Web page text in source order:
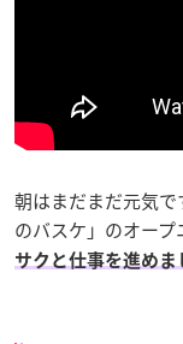
朝はまだまだ元気
のバスケ」のオー
サクと仕事を進めま